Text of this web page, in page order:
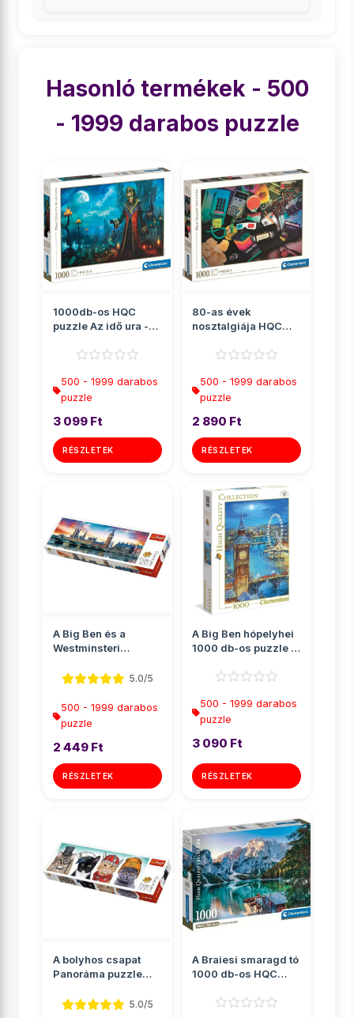
Hasonló termékek - 500
- 1999 darabos puzzle
1000db-os HQC
puzzle Az idő ura -
500 - 1999 darabos
puzzle
3 099 Ft
RÉSZLETEK
80-as évek
nosztalgiája HQC
Clementoni
500 - 1999 darabos
puzzle
2 890 Ft
RÉSZLETEK
A Big Ben és a
Westminsteri
Panoráma puz...5.0/5
500 - 1999 darabos
puzzle
2 449 Ft
RÉSZLETEK
A Big Ben hópelyhei
1000 db-os puzzle -
500 - 1999 darabos
puzzle
3 090 Ft
RÉSZLETEK
A bolyhos csapat
Panoráma puzzle
5.0/5
A Braiesi smaragd tó
1000 db-os HQC
Cle...